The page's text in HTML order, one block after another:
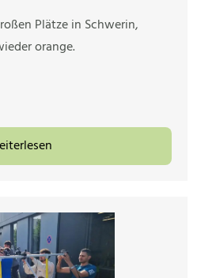
Plätze in Schwerin,
orange.